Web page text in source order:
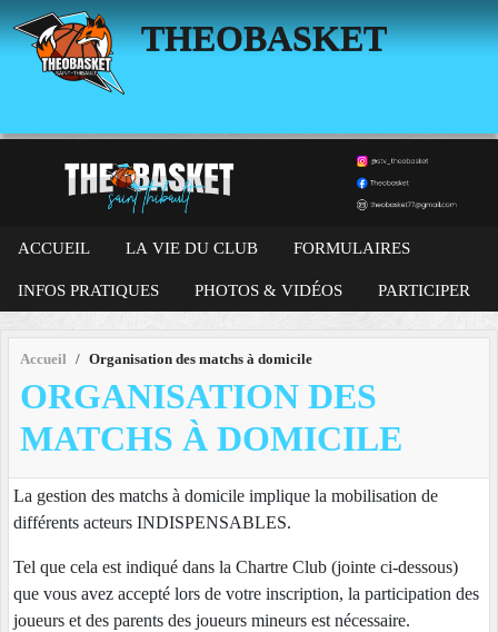
THEOBASKET
ACCUEIL LA VIE DU CLUB FORMULAIRES
INFOS PRATIQUES PHOTOS & VIDÉOS PARTICIPER
Accueil Organisation des matchs à domicile
ORGANISATION DES
MATCHS À DOMICILE
La gestion des matchs à domicile implique la mobilisation de
différents acteurs INDISPENSABLES.
Tel que cela est indiqué dans la Chartre Club (jointe ci-dessous)
que vous avez accepté lors de votre inscription, la participation des
joueurs et des parents des joueurs mineurs est nécessaire.
Panneau de gestion des cookies